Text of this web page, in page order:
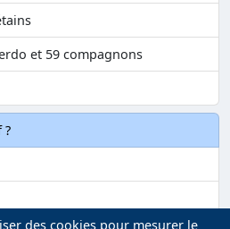
et 59 compagnons
?
des cookies pour mesurer le